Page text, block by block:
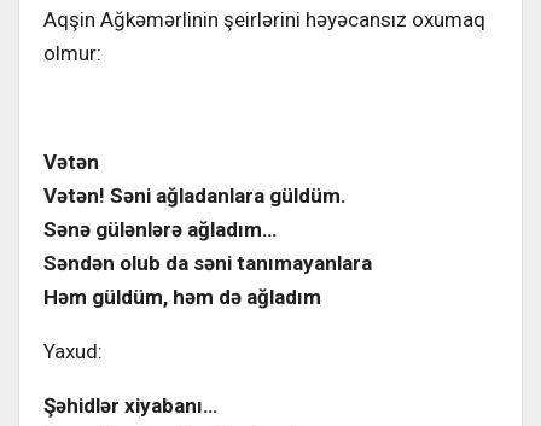
Aqşin Ağkəmərlinin şeirlərini həyəcansız oxumaq
olmur:
Vətən
Vətən! Səni ağladanlara güldüm.
Sənə gülənlərə ağladım…
Səndən olub da səni tanımayanlara
Həm güldüm, həm də ağladım
Yaxud:
Şəhidlər xiyabanı…